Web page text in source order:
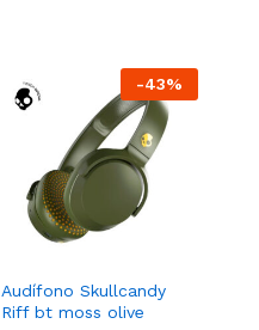
-43%
Audífono Skullcandy
Riff bt moss olive